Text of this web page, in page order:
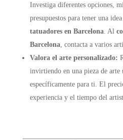
Investiga diferentes opciones,
presupuestos para tener una
tatuadores en Barcelona . Al
Barcelona , contacta a varios
Valora el arte personalizado:
invirtiendo en una pieza de arte
específicamente para ti. El
experiencia y el tiempo del